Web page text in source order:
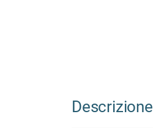
Descrizione